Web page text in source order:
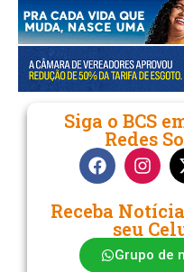
Siga o BCS
Redes
Receba
seu
Grupo de